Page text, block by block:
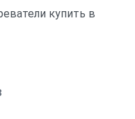
купить в